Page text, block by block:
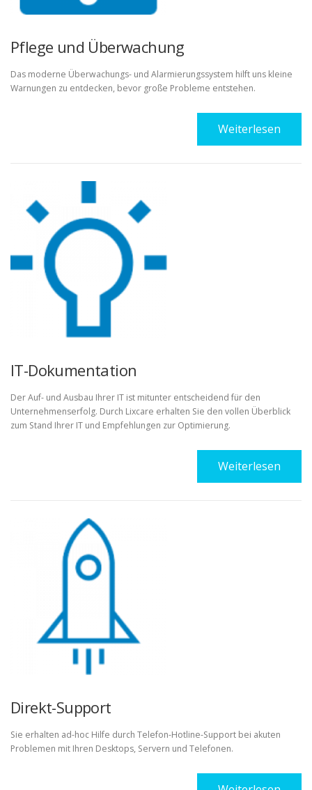
Pflege und Überwachung
Das moderne Überwachungs- und Alarmierungssystem hilft uns kleine
Warnungen zu entdecken, bevor große Probleme entstehen.
Weiterlesen
IT-Dokumentation
Der Auf- und Ausbau Ihrer IT ist mitunter entscheidend für den
Unternehmenserfolg. Durch Lixcare erhalten Sie den vollen Überblick
zum Stand Ihrer IT und Empfehlungen zur Optimierung.
Weiterlesen
Direkt-Support
Sie erhalten ad-hoc Hilfe durch Telefon-Hotline-Support bei akuten
Problemen mit Ihren Desktops, Servern und Telefonen.